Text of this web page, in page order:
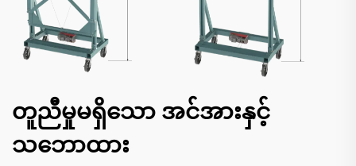
တူညီမှုမရှိသော အင်အားနှင့်
သဘောထား